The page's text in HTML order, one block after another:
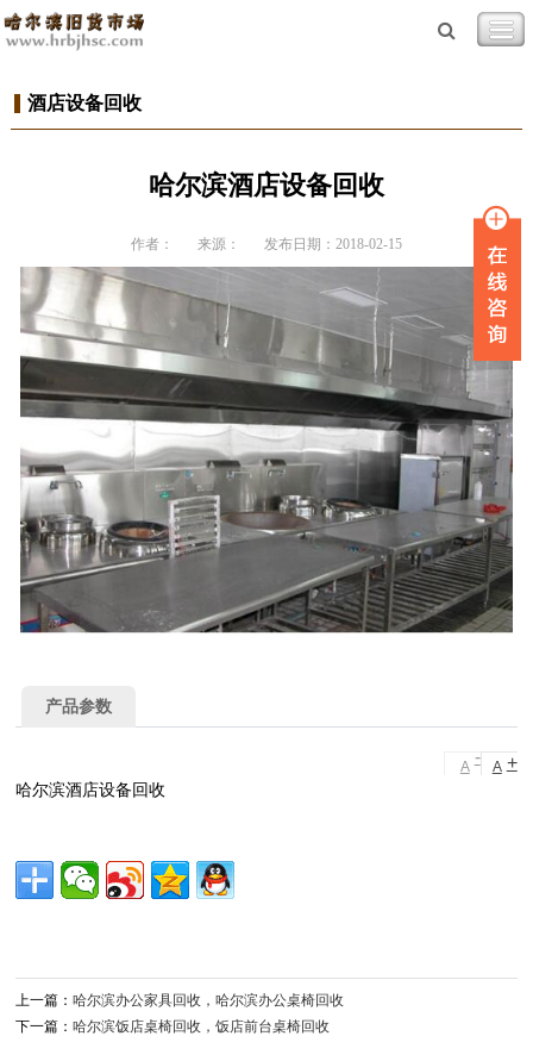
酒店设备回收
哈尔滨酒店设备回收
作者： 来源： 发布日期：2018-02-15
产品参数
A - A +
哈尔滨酒店设备回收
上一篇：哈尔滨办公家具回收，哈尔滨办公桌椅回收
下一篇：哈尔滨饭店桌椅回收，饭店前台桌椅回收